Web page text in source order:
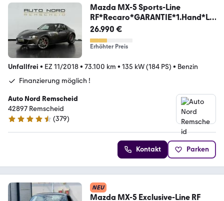
Mazda MX-5 Sports-Line
RF*Recaro*GARANTIE*1.Hand*LE
D*
26.990 €
Erhöhter Preis
Unfallfrei • EZ 11/2018• 73.100 km • 135 kW (184 PS) • Benzin
Finanzierung möglich !
Auto Nord Remscheid
42897 Remscheid
4.5 Sterne
(379)
Kontakt Parken
NEU
Mazda MX-5 Exclusive-Line RF